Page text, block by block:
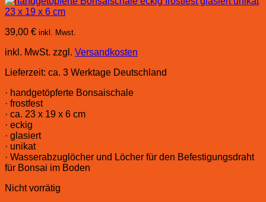
39,00 € inkl. Mwst.
inkl. MwSt. zzgl. Versandkosten
Lieferzeit: ca. 3 Werktage Deutschland
· handgetöpferte Bonsaischale
· frostfest
· ca. 23 x 19 x 6 cm
· eckig
· glasiert
· unikat
· Wasserabzuglöcher und Löcher für den Befestigungsdraht
für Bonsai im Boden
Nicht vorrätig